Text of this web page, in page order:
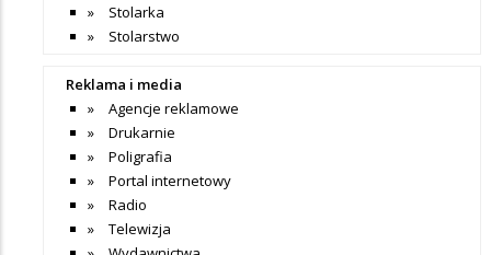
Stolarka
Stolarstwo
Reklama i media
Agencje reklamowe
Drukarnie
Poligrafia
Portal internetowy
Radio
Telewizja